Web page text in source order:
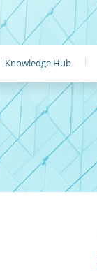
Knowledge Hub